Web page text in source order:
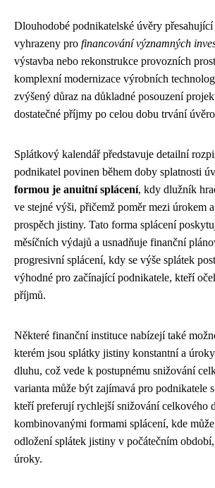
Dlouhodobé podnikatelské úvěry
vyhrazeny pro financování významných
výstavba nebo rekonstrukce provozních
komplexní modernizace výrobních
zvýšený důraz na důkladné posouzení
dostatečné příjmy po celou dobu trvání
Splátkový kalendář představuje detailní
podnikatel povinen během doby splatnosti
formou je anuitní splácení, kdy dlužník
ve stejné výši, přičemž poměr mezi úrokem
prospěch jistiny. Tato forma splácení
měsíčních výdajů a usnadňuje finanční
progresivní splácení, kdy se výše splátek
výhodné pro začínající podnikatele, kteří
příjmů.
Některé finanční instituce nabízejí také
kterém jsou splátky jistiny konstantní a
dluhu, což vede k postupnému snižování
varianta může být zajímavá pro podnikatele
kteří preferují rychlejší snižování celkového
kombinovanými formami splácení, kde
odložení splátek jistiny v počátečním
úroky.